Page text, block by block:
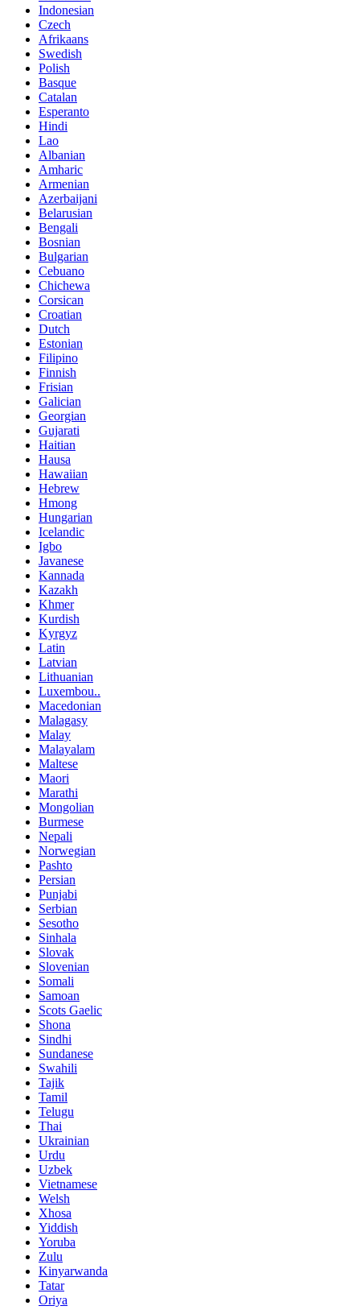
Indonesian
Czech
Afrikaans
Swedish
Polish
Basque
Catalan
Esperanto
Hindi
Lao
Albanian
Amharic
Armenian
Azerbaijani
Belarusian
Bengali
Bosnian
Bulgarian
Cebuano
Chichewa
Corsican
Croatian
Dutch
Estonian
Filipino
Finnish
Frisian
Galician
Georgian
Gujarati
Haitian
Hausa
Hawaiian
Hebrew
Hmong
Hungarian
Icelandic
Igbo
Javanese
Kannada
Kazakh
Khmer
Kurdish
Kyrgyz
Latin
Latvian
Lithuanian
Luxembou..
Macedonian
Malagasy
Malay
Malayalam
Maltese
Maori
Marathi
Mongolian
Burmese
Nepali
Norwegian
Pashto
Persian
Punjabi
Serbian
Sesotho
Sinhala
Slovak
Slovenian
Somali
Samoan
Scots Gaelic
Shona
Sindhi
Sundanese
Swahili
Tajik
Tamil
Telugu
Thai
Ukrainian
Urdu
Uzbek
Vietnamese
Welsh
Xhosa
Yiddish
Yoruba
Zulu
Kinyarwanda
Tatar
Oriya